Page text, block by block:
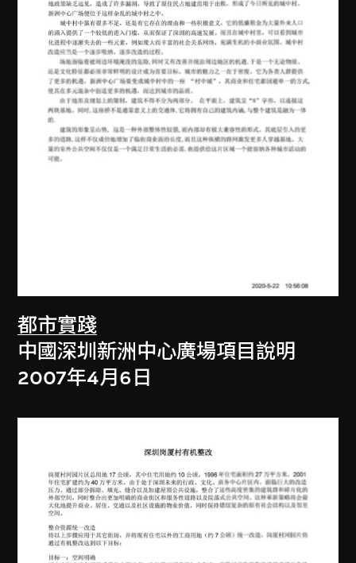
都市實踐
中國深圳新洲中心廣場項目說明
2007年4月6日